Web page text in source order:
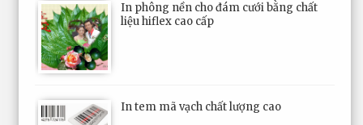
In phông nền cho đám cưới bằng chất
liệu hiflex cao cấp
In tem mã vạch chất lượng cao